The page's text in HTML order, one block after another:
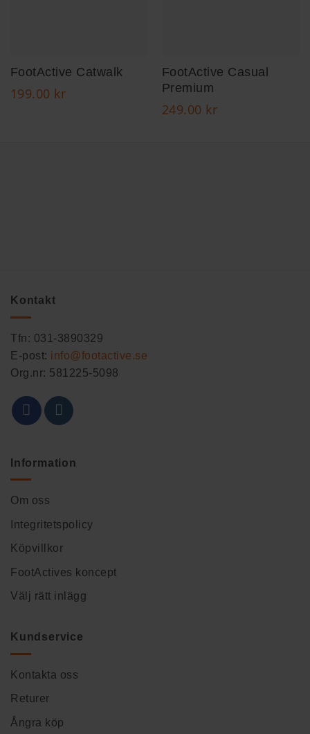
FootActive Catwalk
199.00 kr
FootActive Casual
Premium
249.00 kr
Kontakt
Tfn: 031-3890329
E-post: info@footactive.se
Org.nr: 581225-5098
Information
Om oss
Integritetspolicy
Köpvillkor
FootActives koncept
Välj rätt inlägg
Kundservice
Kontakta oss
Returer
Ångra köp